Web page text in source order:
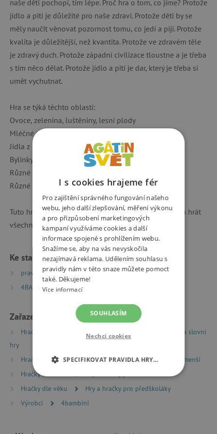
naše děti pochopí, tím lépe. Proč hra o tom, co jíme? Protože
jídlo a pití je důležité pro naše zdraví. Protože děti by se
měly naučit věnovat pozornost tomu, co jedí a pijí. Protože
kvalita je důležitější, než kvantita. Protože ve zdravém těle
je zdravý duch. Protože západní civilizace tloustne a je třeba
s tím něco dělat. Protože jídlo a pití je dar, který je třeba si
umět vychutnat.
Hra se týká těchto oblastí:
Ovoce, zelenina, luštěniny, lesní plody
Mléčné výrobky, vejce i různé druhy masa
Jídla z celého světa
Bylinky, koření, vitamíny
Různé druhy chutí
Různé stravovací nešvary a proč nám škodí
Tuto hru lze kombinovat s dalšími z cyklu 4bambini a hrát
všechny najednou.
Ke stažení
pravidla_hry_4bambini | PDF | 0.04 MB
4BAM2 | PDF | 0.49 MB
Zařazeno v kategoriích
Hračky dle typu Společenské hry
Didaktické a slovní
hry
Hračky dle typu
Společenské hry
Hry pro nejmenší
Hračky dle věku
Hry a hračky pro děti od 3 let
Hračky dle věku
Hry a hračky pro předškoláky
Výrobci
4bambini
I s cookies hrajeme fér
Pro zajištění správného fungování našeho
webu, jeho další zlepšování, měření výkonu
a pro přizpůsobení marketingových
kampaní využíváme cookies a další
informace spojené s prohlížením webu.
Snažíme se, aby na vás nevyskočila
nezajímavá reklama. Udělením souhlasu s
pravidly nám v této snaze můžete pomoct
také. Děkujeme!
Více informací
SOUHLASÍM
Nechci cookies
SPECIFIKOVAT PRAVIDLA HRY…
NEZBYTNĚ NUTNÉ COOKIES
ANALYTICKÉ COOKIES